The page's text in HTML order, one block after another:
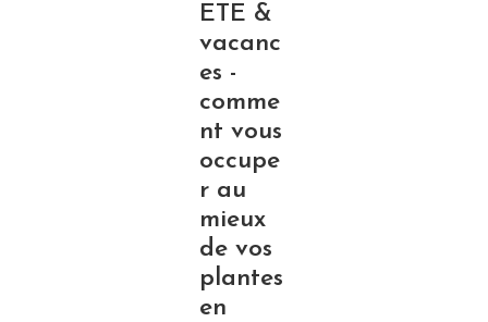
ETE &
vacanc
es -
comme
nt vous
occupe
r au
mieux
de vos
plantes
en